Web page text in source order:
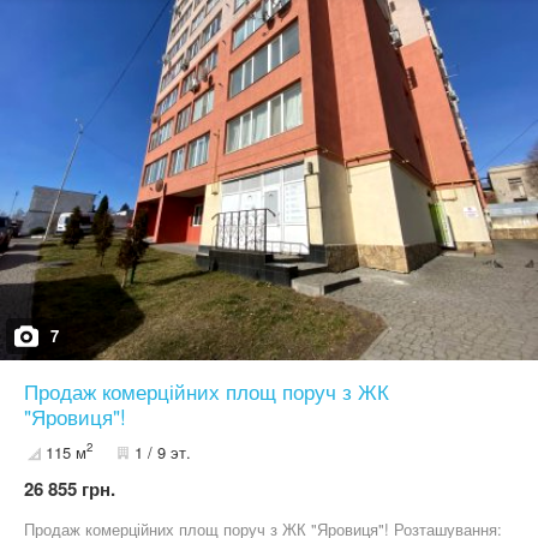
комісії для орендаря!) Менеджер об'єкту: Абрамович Іванна
7
Продаж комерційних площ поруч з ЖК
"Яровиця"!
115 м2 1 / 9 эт.
26 855 грн.
Продаж комерційних площ поруч з ЖК "Яровиця"! Розташування: